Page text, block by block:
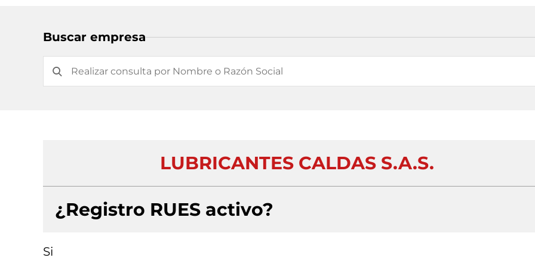
Buscar empresa
LUBRICANTES CALDAS S.A.S.
¿Registro RUES activo?
Si